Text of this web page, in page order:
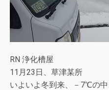
RN 浄化槽屋
11月23日、草津某所
いよいよ冬到来、－7℃の